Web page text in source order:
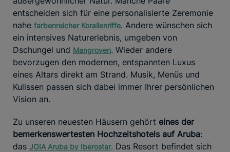
entscheiden sich für eine personalisierte Zeremonie
nahe farbenreicher Korallenriffe. Andere wünschen sich
ein intensives Naturerlebnis, umgeben von
Dschungel und Mangroven. Wieder andere
bevorzugen den modernen, entspannten Luxus
eines Altars direkt am Strand. Musik, Menüs und
Kulissen passen sich dabei immer Ihrer persönlichen
Vision an.
Zu unseren neuesten Häusern gehört eines der
bemerkenswertesten Hochzeitshotels auf Aruba:
das JOIA Aruba by Iberostar. Das Resort befindet sich